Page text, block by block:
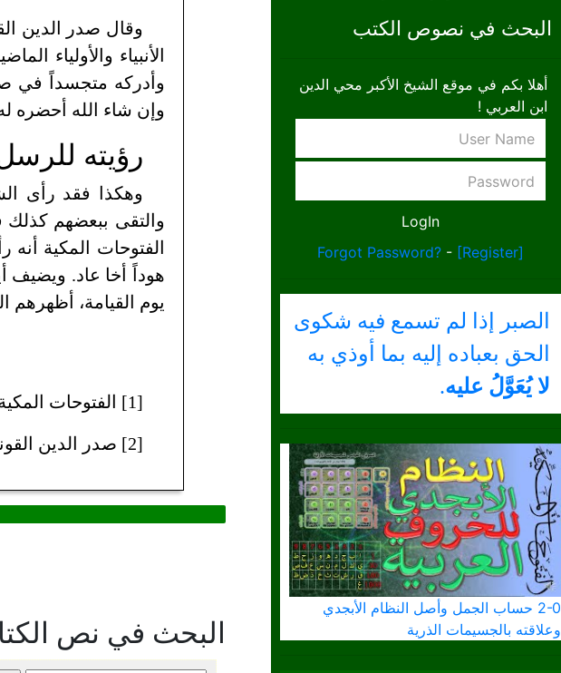
البحث في نصوص الكتب
أهلا بكم في موقع الشيخ الأكبر محي الدين
ابن العربي !
Forgot Password? - [Register]
الصبر إذا لم تسمع فيه شكوى
الحق بعباده إليه بما أوذي به
لا يُعَوَّلُ عليه.
2-0 حساب الجمل وأصل النظام الأبجدي
وعلاقته بالجسيمات الذرية
وقال صدر الدين
الأنبياء والأولياء
وأدركه متجسداً في
وإن شاء الله أحضره
رؤيته
وهكذا فقد رأى
والتقى ببعضهم
الفتوحات المكية
هوداً أخا عاد. ويضيف
يوم القيامة،
[1] الفتوحات المكية: ج1ص755.
[2] صدر الدين القونوي، "الإسفار عن رسالة الأنوار"، ص102.
البحث في نص